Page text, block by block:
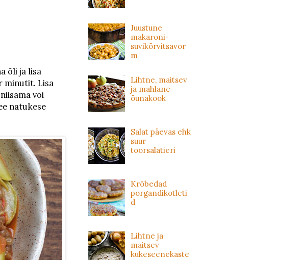
õli ja lisa
minutit. Lisa
või
natukese
Juustune
makaroni-
suvikõrvitsavor
m
Lihtne, maitsev
ja mahlane
õunakook
Salat päevas ehk
suur
toorsalatieri
Krõbedad
porgandikotleti
d
Lihtne ja
maitsev
kukeseenekaste